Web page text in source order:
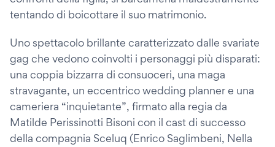
tentando di boicottare il suo matrimonio.
Uno spettacolo brillante caratterizzato dalle svariate
gag che vedono coinvolti i personaggi più disparati:
una coppia bizzarra di consuoceri, una maga
stravagante, un eccentrico wedding planner e una
cameriera “inquietante”, firmato alla regia da
Matilde Perissinotti Bisoni con il cast di successo
della compagnia Sceluq (Enrico Saglimbeni, Nella